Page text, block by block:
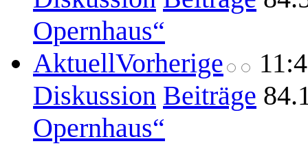
Opernhaus“
AktuellVorherige
Diskussion Beiträge
Opernhaus“